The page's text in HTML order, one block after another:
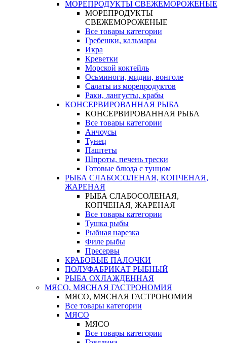
МОРЕПРОДУКТЫ СВЕЖЕМОРОЖЕНЫЕ
МОРЕПРОДУКТЫ
СВЕЖЕМОРОЖЕНЫЕ
Все товары категории
Гребешки, кальмары
Икра
Креветки
Морской коктейль
Осьминоги, мидии, вонголе
Салаты из морепродуктов
Раки, лангусты, крабы
КОНСЕРВИРОВАННАЯ РЫБА
КОНСЕРВИРОВАННАЯ РЫБА
Все товары категории
Анчоусы
Тунец
Паштеты
Шпроты, печень трески
Готовые блюда с тунцом
РЫБА СЛАБОСОЛЕНАЯ, КОПЧЕНАЯ,
ЖАРЕНАЯ
РЫБА СЛАБОСОЛЕНАЯ,
КОПЧЕНАЯ, ЖАРЕНАЯ
Все товары категории
Тушка рыбы
Рыбная нарезка
Филе рыбы
Пресервы
КРАБОВЫЕ ПАЛОЧКИ
ПОЛУФАБРИКАТ РЫБНЫЙ
РЫБА ОХЛАЖДЕННАЯ
МЯСО, МЯСНАЯ ГАСТРОНОМИЯ
МЯСО, МЯСНАЯ ГАСТРОНОМИЯ
Все товары категории
МЯСО
МЯСО
Все товары категории